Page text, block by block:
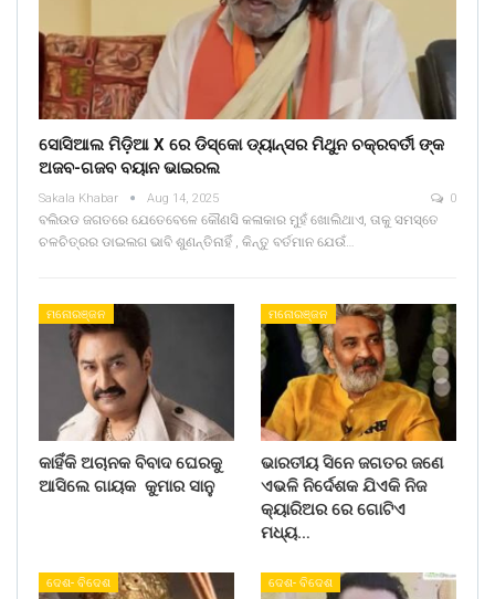
ସୋସିଆଲ ମିଡ଼ିଆ X ରେ ଡିସ୍କୋ ଡ୍ୟାନ୍ସର ମିଥୁନ ଚକ୍ରବର୍ତୀ ଙ୍କ
ଅଜବ-ଗଜବ ବୟାନ ଭାଇରଲ
Sakala Khabar Aug 14, 2025 0
ବଲିଉଡ ଜଗତରେ ଯେତେବେଳେ କୌଣସି କଳାକାର ମୁହଁ ଖୋଲିଥାଏ, ତାକୁ ସମସ୍ତେ
ଚଳଚିତ୍ରର ଡାଇଲଗ ଭାବି ଶୁଣନ୍ତିନାହିଁ , କିନ୍ତୁ ବର୍ତମାନ ଯେଉଁ…
ମନୋରଞ୍ଜନ
କାହିଁକି ଅଚାନକ ବିବାଦ ଘେରକୁ
ଆସିଲେ ଗାୟକ କୁମାର ସାନୁ
ମନୋରଞ୍ଜନ
ଭାରତୀୟ ସିନେ ଜଗତର ଜଣେ
ଏଭଳି ନିର୍ଦେଶକ ଯିଏକି ନିଜ
କ୍ୟାରିଅର ରେ ଗୋଟିଏ
ମଧ୍ୟ…
ଦେଶ- ବିଦେଶ ଦେଶ- ବିଦେଶ